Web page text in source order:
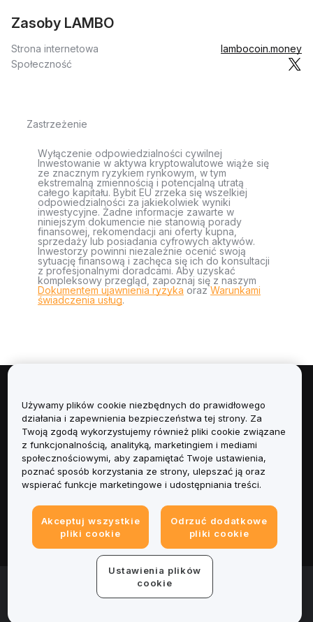
Zasoby LAMBO
Strona internetowa
lambocoin.money
Społeczność
Zastrzeżenie
Wyłączenie odpowiedzialności cywilnej
Inwestowanie w aktywa kryptowalutowe wiąże się
ze znacznym ryzykiem rynkowym, w tym
ekstremalną zmiennością i potencjalną utratą
całego kapitału. Bybit EU zrzeka się wszelkiej
odpowiedzialności za jakiekolwiek wyniki
inwestycyjne. Żadne informacje zawarte w
niniejszym dokumencie nie stanowią porady
finansowej, rekomendacji ani oferty kupna,
sprzedaży lub posiadania cyfrowych aktywów.
Inwestorzy powinni niezależnie ocenić swoją
sytuację finansową i zachęca się ich do konsultacji
z profesjonalnymi doradcami. Aby uzyskać
kompleksowy przegląd, zapoznaj się z naszym
Dokumentem ujawnienia ryzyka orazWarunkami
świadczenia usług.
Informacje
Usługi
Obsługa Klienta
Informacje prawne
© 2025-2026 Bybit.eu. All rights reserved.
Używamy plików cookie niezbędnych do prawidłowego
działania i zapewnienia bezpieczeństwa tej strony. Za
Twoją zgodą wykorzystujemy również pliki cookie związane
z funkcjonalnością, analityką, marketingiem i mediami
społecznościowymi, aby zapamiętać Twoje ustawienia,
poznać sposób korzystania ze strony, ulepszać ją oraz
wspierać funkcje marketingowe i udostępniania treści.
Akceptuj wszystkie
pliki cookie
Odrzuć dodatkowe
pliki cookie
Ustawienia plików
cookie